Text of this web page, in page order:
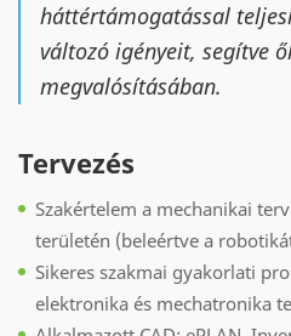
háttértámogatással
változó igényeit, segítve
megvalósításában.
Tervezés
Szakértelem a mechanikai
területén (beleértve a
Sikeres szakmai gyakorlati
elektronika és mechatronika